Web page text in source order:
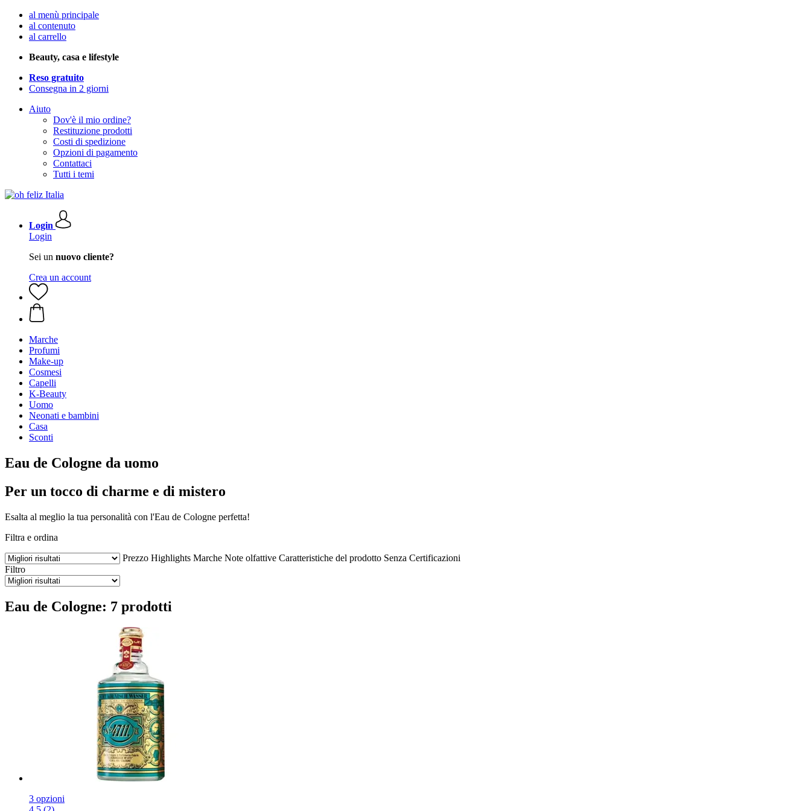
al menù principale
al contenuto
al carrello
Beauty, casa e lifestyle
Reso gratuito
Consegna in 2 giorni
Aiuto
Dov'è il mio ordine?
Restituzione prodotti
Costi di spedizione
Opzioni di pagamento
Contattaci
Tutti i temi
Login
Login
Sei un nuovo cliente?
Crea un account
Marche
Profumi
Make-up
Cosmesi
Capelli
K-Beauty
Uomo
Neonati e bambini
Casa
Sconti
Eau de Cologne da uomo
Per un tocco di charme e di mistero
Esalta al meglio la tua personalità con l'Eau de Cologne perfetta!
Filtra e ordina
Prezzo Highlights Marche Note olfattive Caratteristiche del prodotto Senza Certificazioni
Filtro
Eau de Cologne: 7 prodotti
3 opzioni